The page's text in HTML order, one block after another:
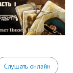
Слушать онлайн